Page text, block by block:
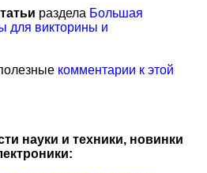
раздела Большая
для викторины и
комментарии к этой
науки и техники, новинки